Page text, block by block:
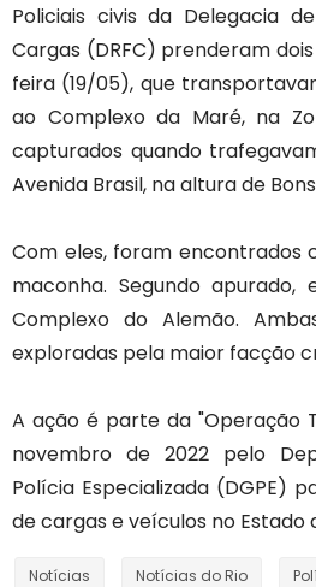
Policiais civis da Delegacia
Cargas (DRFC) prenderam
feira (19/05), que
ao Complexo da Maré, na
capturados quando
Avenida Brasil, na altura de
Com eles, foram encontrados
maconha. Segundo
Complexo do Alemão.
exploradas pela maior facção
A ação é parte da "Operação
novembro de 2022 pelo
Polícia Especializada (DGPE)
de cargas e veículos no Estado
Notícias Notícias do Rio